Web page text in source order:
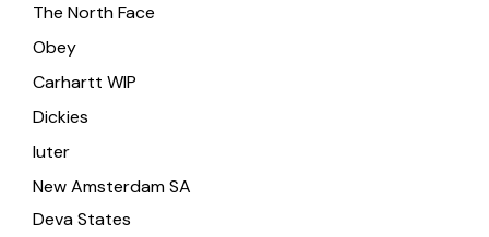
The North Face
Obey
Carhartt WIP
Dickies
Iuter
New Amsterdam SA
Deva States